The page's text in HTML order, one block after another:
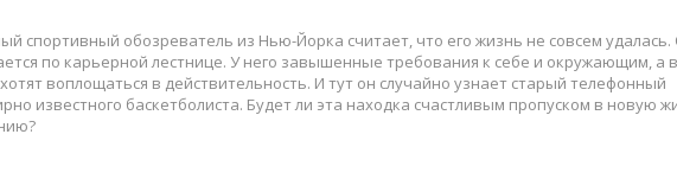
спортивный обозреватель из Нью-Йорка считает, что его жизнь не совсем удалась.
по карьерной лестнице. У него завышенные требования к себе и окружающим, а
воплощаться в действительность. И тут он случайно узнает старый телефонный
известного баскетболиста. Будет ли эта находка счастливым пропуском в новую